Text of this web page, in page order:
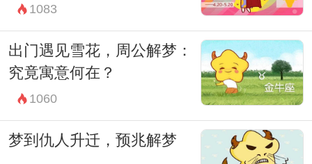
1083
出门遇见雪花，周公解梦：
究竟寓意何在？
1060
梦到仇人升迁，预兆解梦